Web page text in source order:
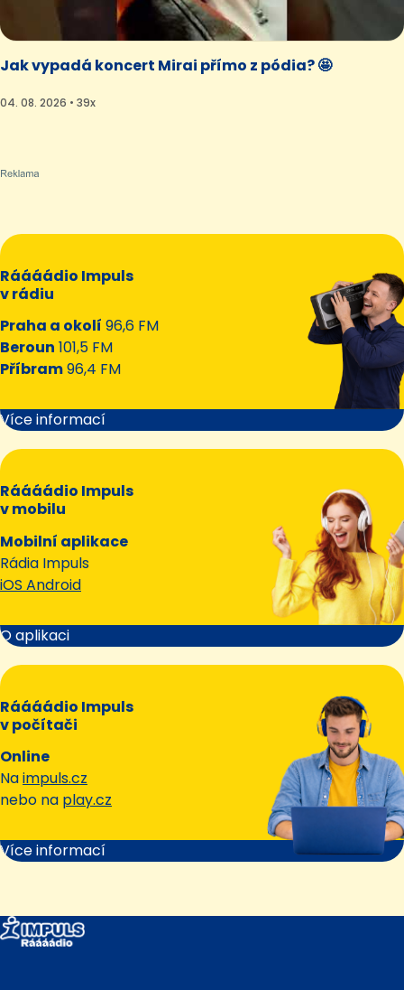
Jak vypadá koncert Mirai přímo z pódia? 🤩
04. 08. 2026 • 39x
Ráááádio Impuls
v rádiu
Praha a okolí 96,6 FM
Beroun 101,5 FM
Příbram96,4 FM
Více informací
Ráááádio Impuls
v mobilu
Mobilní aplikace
Rádia Impuls
iOS Android
O aplikaci
Ráááádio Impuls
v počítači
Online
Naimpuls.cz
nebo na play.cz
Více informací